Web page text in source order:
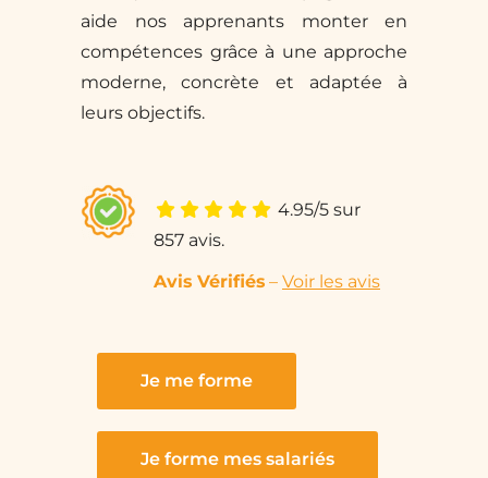
aide nos apprenants monter en
compétences grâce à une approche
moderne, concrète et adaptée à
leurs objectifs.
4.95/5 sur
857 avis.
Avis Vérifiés – Voir les avis
Je me forme
Je forme mes salariés